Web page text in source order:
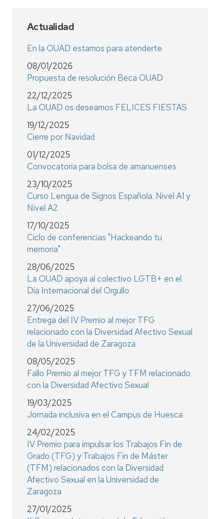
Actualidad
En la OUAD estamos para atenderte
08/01/2026
Propuesta de resolución Beca OUAD
22/12/2025
La OUAD os deseamos FELICES FIESTAS
19/12/2025
Cierre por Navidad
01/12/2025
Convocatoria para bolsa de amanuenses
23/10/2025
Curso Lengua de Signos Española. Nivel A1 y
Nivel A2
17/10/2025
Ciclo de conferencias "Hackeando tu
memoria"
28/06/2025
La OUAD apoya al colectivo LGTB+ en el
Día Internacional del Orgullo
27/06/2025
Entrega del IV Premio al mejor TFG
relacionado con la Diversidad Afectivo Sexual
de la Universidad de Zaragoza
08/05/2025
Fallo Premio al mejor TFG y TFM relacionado
con la Diversidad Afectivo Sexual
19/03/2025
Jornada inclusiva en el Campus de Huesca
24/02/2025
IV Premio para impulsar los Trabajos Fin de
Grado (TFG) y Trabajos Fin de Máster
(TFM) relacionados con la Diversidad
Afectivo Sexual en la Universidad de
Zaragoza
27/01/2025